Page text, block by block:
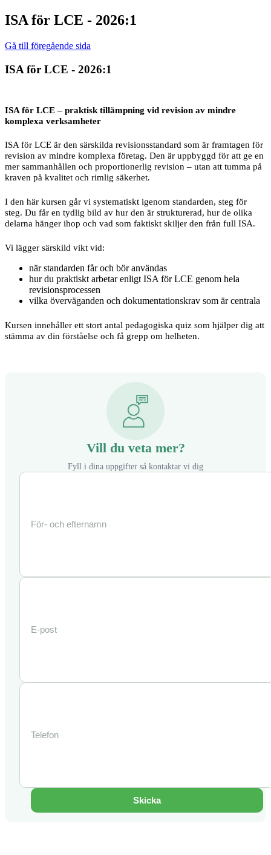
ISA för LCE - 2026:1
Gå till föregående sida
ISA för LCE - 2026:1
ISA för LCE – praktisk tillämpning vid revision av mindre
komplexa verksamheter
ISA för LCE är den särskilda revisionsstandard som är framtagen för
revision av mindre komplexa företag. Den är uppbyggd för att ge en
mer sammanhållen och proportionerlig revision – utan att tumma på
kraven på kvalitet och rimlig säkerhet.
I den här kursen går vi systematiskt igenom standarden, steg för
steg. Du får en tydlig bild av hur den är strukturerad, hur de olika
delarna hänger ihop och vad som faktiskt skiljer den från full ISA.
Vi lägger särskild vikt vid:
när standarden får och bör användas
hur du praktiskt arbetar enligt ISA för LCE genom hela
revisionsprocessen
vilka överväganden och dokumentationskrav som är centrala
Kursen innehåller ett stort antal pedagogiska quiz som hjälper dig att
stämma av din förståelse och få grepp om helheten.
Vill du veta mer?
Fyll i dina uppgifter så kontaktar vi dig
Skicka